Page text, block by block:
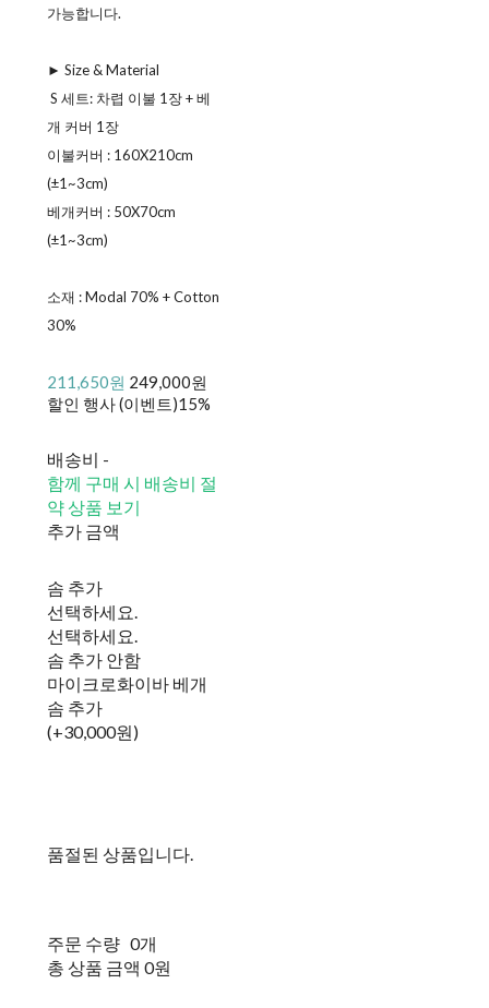
가능합니다.
► Size & Material
ㅤ S 세트: 차렵 이불 1장 + 베
개 커버 1장
ㅤ이불커버 : 160X210cm
(±1~3cm)
ㅤ베개커버 : 50X70cm
(±1~3cm)
소재 : Modal 70% + Cotton
30%
211,650원 249,000원
할인 행사 (이벤트)15%
배송비 -
함께 구매 시 배송비 절
약 상품 보기
추가 금액
솜 추가
선택하세요.
선택하세요.
솜 추가 안함
마이크로화이바 베개
솜 추가
(+30,000원)
품절된 상품입니다.
주문 수량 0개
총 상품 금액 0원